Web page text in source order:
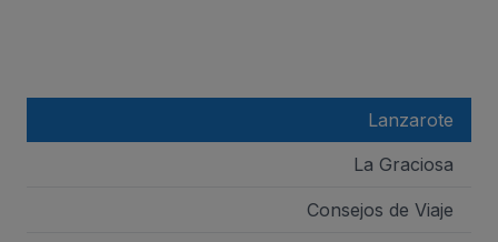
Lanzarote
La Graciosa
Consejos de Viaje